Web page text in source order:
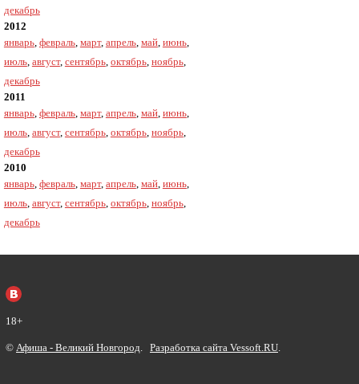
декабрь
2012
январь, февраль, март, апрель, май, июнь,
июль, август, сентябрь, октябрь, ноябрь,
декабрь
2011
январь, февраль, март, апрель, май, июнь,
июль, август, сентябрь, октябрь, ноябрь,
декабрь
2010
январь, февраль, март, апрель, май, июнь,
июль, август, сентябрь, октябрь, ноябрь,
декабрь
18+
© Афиша - Великий Новгород Разработка сайта Vessoft.RU